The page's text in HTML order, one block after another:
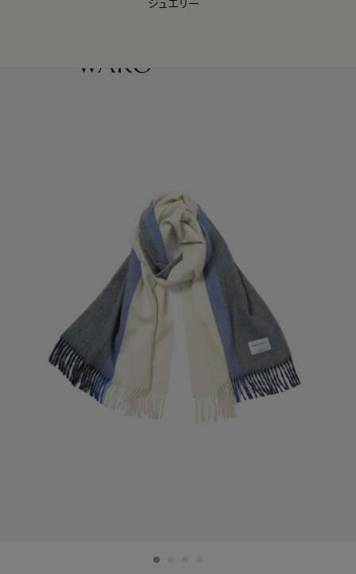
WAKO Membership Program連携はこちら
ジュエリー